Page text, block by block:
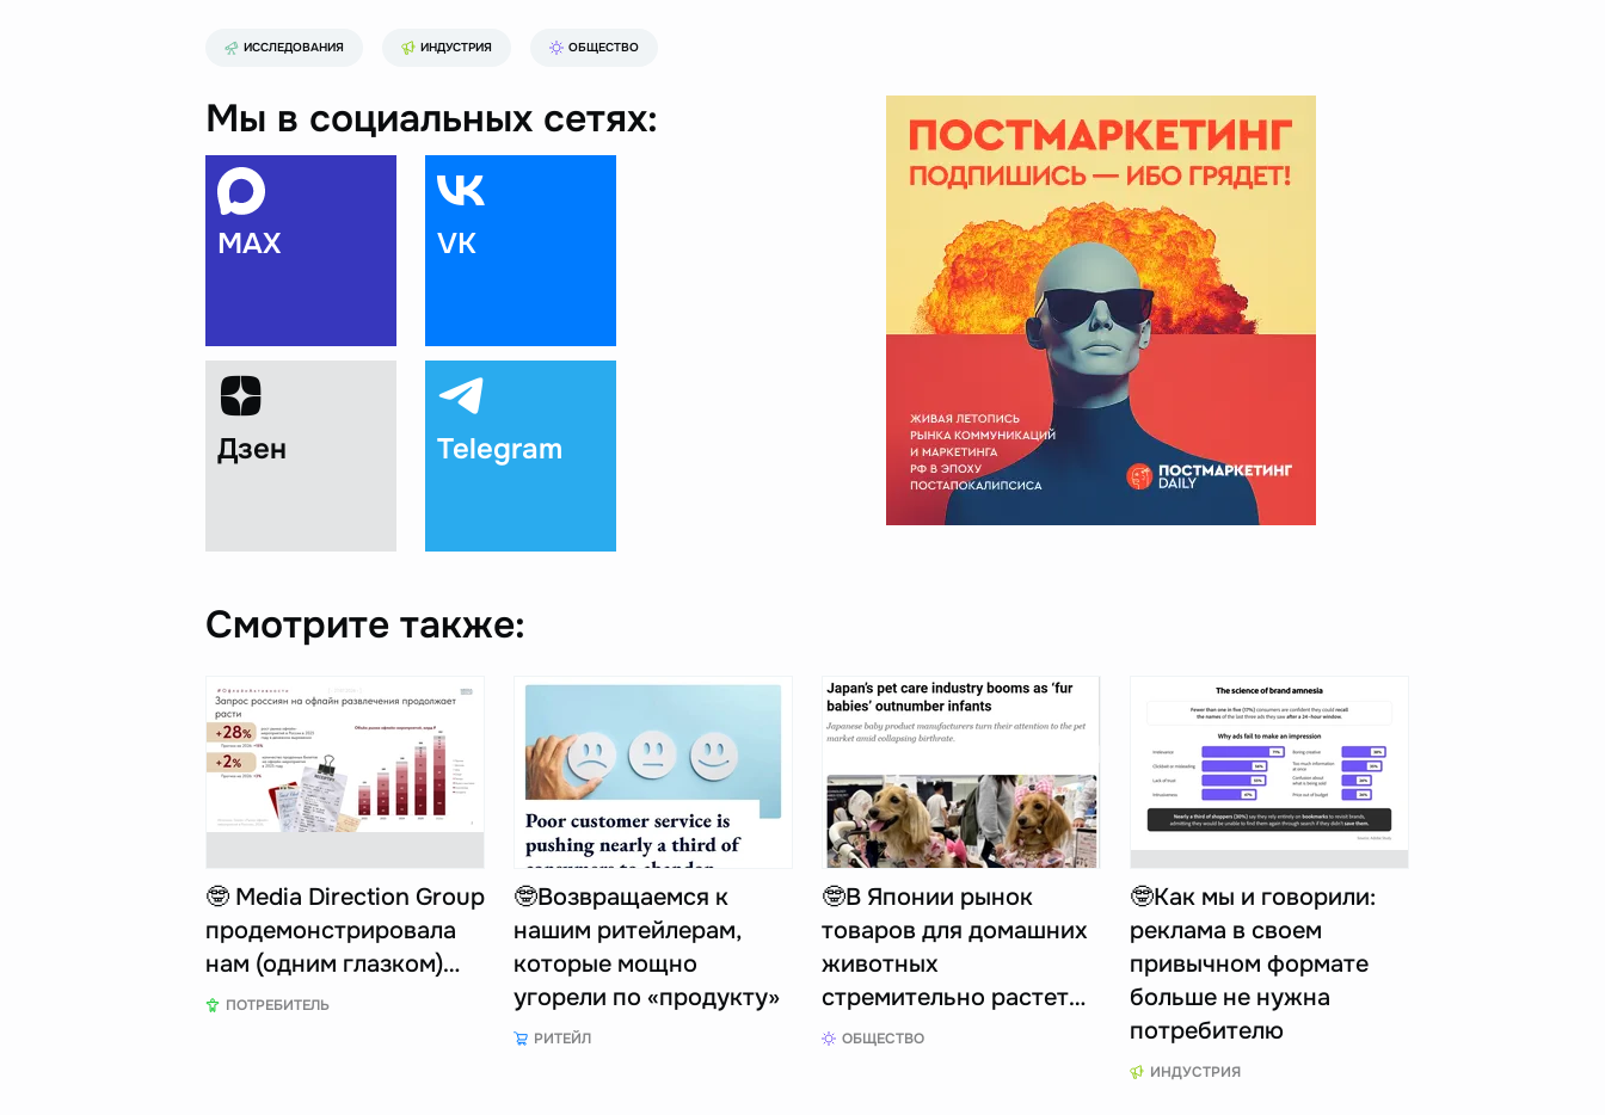
ИССЛЕДОВАНИЯ ИНДУСТРИЯ ОБЩЕСТВО
Мы в социальных сетях:
MAX VK
Дзен Telegram
Смотрите также:
🤓 Media Direction Group
продемонстрировала
нам (одним глазком)…
ПОТРЕБИТЕЛЬ
🤓Возвращаемся к
нашим ритейлерам,
которые мощно
угорели по «продукту»
РИТЕЙЛ
🤓В Японии рынок
товаров для домашних
животных
стремительно растет…
ОБЩЕСТВО
🤓Как мы и говорили:
реклама в своем
привычном формате
больше не нужна
потребителю
ИНДУСТРИЯ